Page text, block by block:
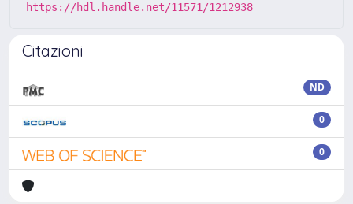
https://hdl.handle.net/11571/1212938
Citazioni
ND
0
0